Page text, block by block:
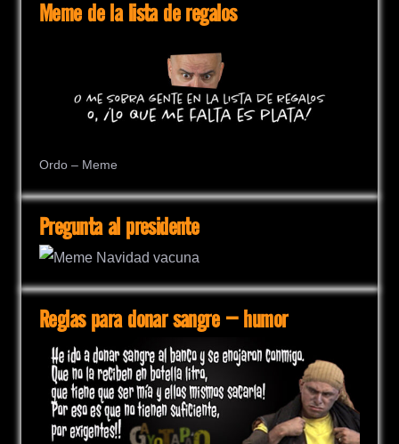
Meme de la lista de regalos
Ordo – Meme
Pregunta al presidente
Reglas para donar sangre – humor